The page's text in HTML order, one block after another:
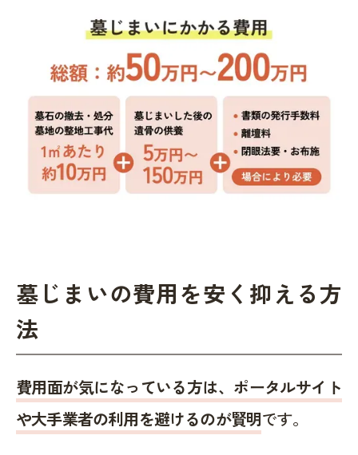
墓じまいの費用を安く抑える方
法
費用面が気になっている方は、ポータルサイト
や大手業者の利用を避けるのが賢明です。